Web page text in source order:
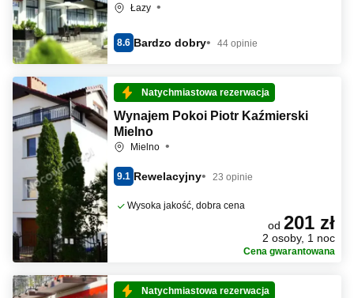
Łazy
8.6 Bardzo dobry 44 opinie
Natychmiastowa rezerwacja
Wynajem Pokoi Piotr Kaźmierski
Mielno
Mielno
9.1 Rewelacyjny 23 opinie
Wysoka jakość, dobra cena
od 201 zł
2 osoby, 1 noc
Cena gwarantowana
Natychmiastowa rezerwacja